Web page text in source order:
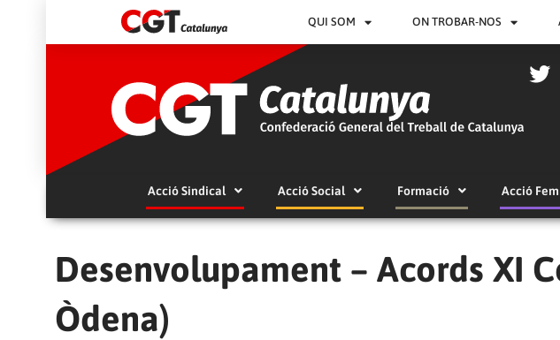
QUI SOM ON TROBAR-NOS
Acció Sindical Acció Social Formació Acció
Desenvolupament – Acords XI
Òdena)